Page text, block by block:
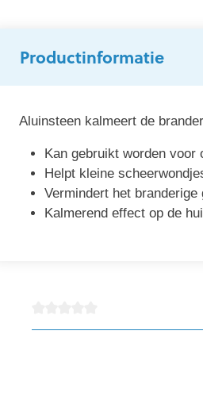
Productinformatie
Aluinsteen kalmeert de
Kan gebruikt worden voor
Helpt kleine
Vermindert het branderige
Kalmerend effect op de